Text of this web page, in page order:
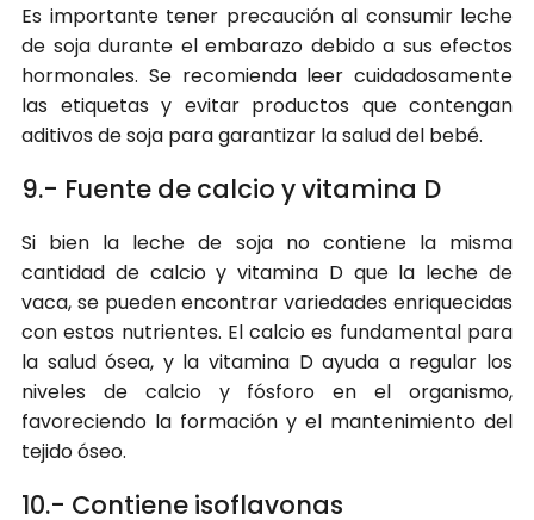
Es importante tener precaución al consumir leche
de soja durante el embarazo debido a sus efectos
hormonales. Se recomienda leer cuidadosamente
las etiquetas y evitar productos que contengan
aditivos de soja para garantizar la salud del bebé.
9.- Fuente de calcio y vitamina D
Si bien la leche de soja no contiene la misma
cantidad de calcio y vitamina D que la leche de
vaca, se pueden encontrar variedades enriquecidas
con estos nutrientes. El calcio es fundamental para
la salud ósea, y la vitamina D ayuda a regular los
niveles de calcio y fósforo en el organismo,
favoreciendo la formación y el mantenimiento del
tejido óseo.
10.- Contiene isoflavonas